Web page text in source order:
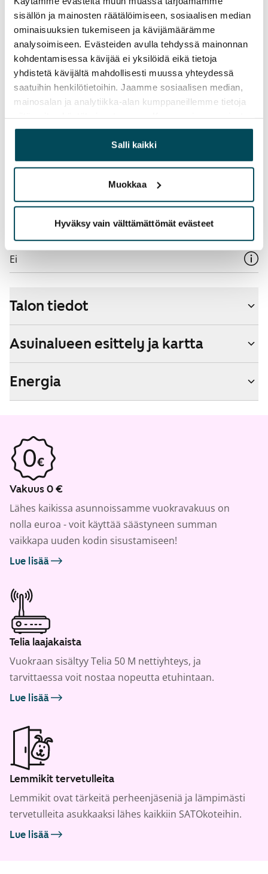
sisällön ja mainosten räätälöimiseen, sosiaalisen median
ominaisuuksien tukemiseen ja kävijämäärämme
analysoimiseen. Evästeiden avulla tehdyssä mainonnan
kohdentamisessa kävijää ei yksilöidä eikä tietoja
yhdistetä kävijältä mahdollisesti muussa yhteydessä
saatuihin henkilötietoihin. Jaamme sosiaalisen median,
mainosalan ja analytiikka-alan kumppaneillemme tietoja
yhdistää näitä tietoja muihin tietoihin, joita olet antanut
heille tai joita on kerätty, kun olet käyttänyt heidän
palvelujaan.
Salli kaikki
Muokkaa
Hyväksy vain välttämättömät evästeet
Kotivakuutus
Pakollinen, ei sisälly vuokraan
Vesimaksu
27 €/hlö/kk
Sähkömaksu
Vuokralainen solmii itse sähkösopimuksen.
Laajakaista
Vuokraan sisältyy 50 M laajakaistaliittymä. Voit hankkia
lisänopeutta etuhintaan ottamalla yhteyttä
Lemmikit sallittu
Savuton talo
Ei
Talon tiedot
Asuinalueen esittely ja kartta
Energia
Vakuus 0 €
Lähes kaikissa asunnoissamme vuokravakuus on
nolla euroa - voit käyttää säästyneen summan
vaikkapa uuden kodin sisustamiseen!
Lue lisää
Telia laajakaista
Vuokraan sisältyy Telia 50 M nettiyhteys, ja
tarvittaessa voit nostaa nopeutta etuhintaan.
Lue lisää
Lemmikit tervetulleita
Lemmikit ovat tärkeitä perheenjäseniä ja lämpimästi
tervetulleita asukkaaksi lähes kaikkiin SATOkoteihin.
Lue lisää